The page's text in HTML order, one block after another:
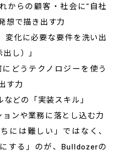
からの顧客・社会に“自社
想で描き出す力
化に必要な要件を洗い出
し）」
どうテクノロジーを使う
す力
どの「実装スキル」
ンや業務に落とし込む力
には難しい」ではなく、
する」のが、Bulldozerの